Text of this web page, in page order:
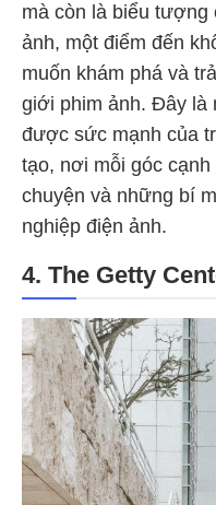
mà còn là biểu tượng
ảnh, một điểm đến
muốn khám phá và
giới phim ảnh. Đây là
được sức mạnh của
tạo, nơi mỗi góc
chuyện và những bí
nghiệp điện ảnh.
4. The Getty